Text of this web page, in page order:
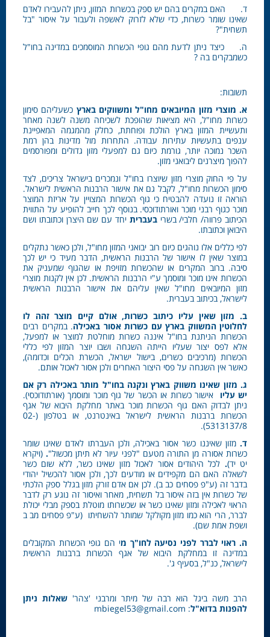
ד. האם במקרים בהם יש ספק בכשרות המזון, ניתן להעבירו לאדם
שאינו שומר כשרות, כדי שלא לזרוק לאשפה ולעבור על איסור "בל
תשחית"?
ה. כיצד ניתן לדעת מהם גופי הכשרות המוסמכים במדינה בחו"ל
כשמבקרים בה ?
תשובות:
א. מוצרי מזון המיובאים מחו"ל ומשווקים בארץ כשעליהם סימון
כשרות מחו"ל, היא מציאות שהופכת לשכיחה משנה לשנה מאחר
ותעשיית המזון בארץ הולכת ופוחתת, כחלק מהמגמה המאפיינת
ענפים בתעשיות עתירות עבודה. התחרות מול מדינות בהן רמת
השכר נמוכה יותר, גורמת כיום גם למפעלי מזון גדולים ומפורסמים
להפוך מיצרנים ליבואני מזון.
על פי החוק מוצרי מזון שיוצרו בחו"ל ונמכרים בישראל צריכים, לצד
סימון הכשרות מחו"ל, לקבל גם את אישור הרבנות הראשית לישראל.
הוראה זו נועדה להבטיח כי גוף הכשרות המצויין על אריזת המוצר
מוכר כגוף רבני מוכר ואורתודוכסי. בנוסף לכך חייב להופיע על התווית
הכיתוב פרווה/ חלבי/ בשרי בעברית יחד עם שם היצרן וכתובתו ושם
היבואן וכתובתו.
לפי כללים אלו נוהגים כיום רוב יבואני המזון מחו"ל, ולכן כאשר נתקלים
במוצר שאין לו אישור של הרבנות הראשית, הדבר מעיד כי יש לכך
סיבה. ברוב המקרים או שהכשרות מזויפת או שהגוף שמעניק את
הכשרות אינו מוכר ומוסמך ע"י הרבנות הראשית. לכן אין לקנות מוצרי
מזון המיובאים מחו"ל שאין עליהם את אישור הרבנות הראשית
לישראל, בכיתוב בעברית.
ב. מזון שאין עליו כיתוב כשרות, אולם קיים מוצר זהה לו
לחלוטין המשווק בארץ עם כשרות אסור באכילה. במקרים רבים
הכשרות הניתנת בחו"ל איננה כשרות מוחלטת למוצר או למפעל,
אלא לפס יצור שעליו הייתה השגחה ושבו יוצר המזון לפי כללי
הכשרות (מרכיבים כשרים, בישול ישראל, הכשרת הכלים וכדומה),
כאשר אין השגחה על פסי היצור האחרים ולכן אסור לאכול אותם.
ג. מזון שאינו משווק בארץ ונקנה בחו"ל מותר באכילה רק אם
יש עליו
אישור כשרות או הכשר של גוף מוכר ומוסמך (אורתודוכסי).
ניתן לבדוק האם גוף הכשרות מוכר באתר מחלקת היבוא של אגף
הכשרות ברבנות הראשית לישראל באינטרנט, או בטלפון (02-
5313137/8).
ד.מזון שאיננו כשר אסור באכילה, ולכן העברתו לאדם שאינו שומר
כשרות אסורה מן התורה מטעם "לפני עיור לא תיתן מכשול". (ויקרא
יט יד). לכל היהודים אסור לאכול מזון שאינו כשר, ללא שום כשר
לשאלה האם הם מקפידים או מודעים לכך, ולכן אסור להכשיל יהודי
בדבר זה (ע"פ פסחים כב ב). לכן אם אדם זורק מזון בגלל ספק הלכתי
של כשרות אין בזה איסור בל תשחית, מאחר ואיסור זה נוגע רק לדבר
הראוי לאכילה ומזון שאינו כשר או שכשרותו מוטלת בספק מבלי יכולת
לברר, הרי הוא כמו מזון מקולקל שמותר להשחיתו (ע"פ פסחים מב ב
ושפת אמת שם).
ה. ראוי לברר לפני נסיעה לחו"ך מי הם גופי הכשרות המקובלים
במדינה זו במחלקת היבוא של אגף הכשרות ברבנות הראשית
לישראל, כנ"ל, בסעיף ג'.
הרב משה ביגל הוא רבה של מיתר ומרבני 'צהר' שאלות ניתן
להפנות בדוא"ל: mbiegel53@gmail.com